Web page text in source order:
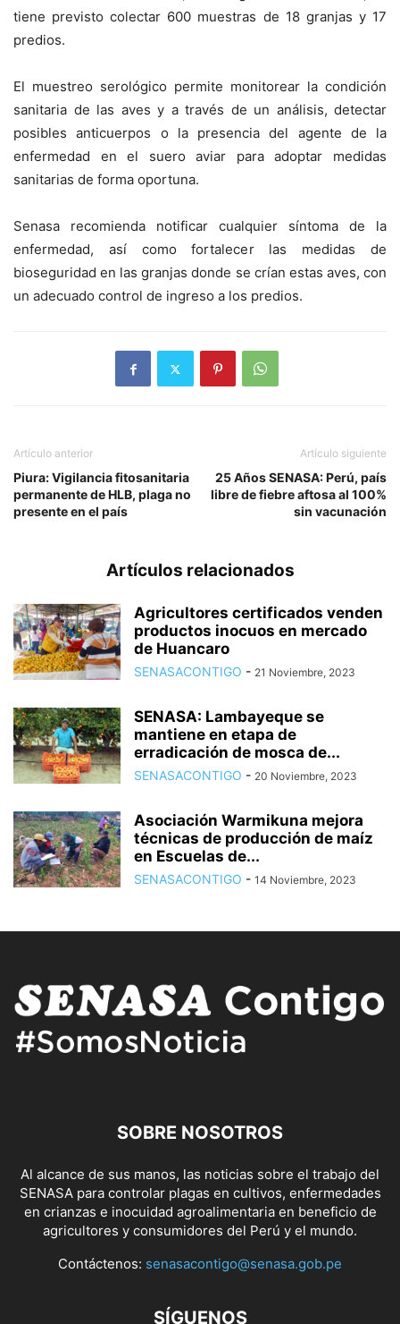
tiene previsto colectar 600 muestras de 18 granjas y 17
predios.
El muestreo serológico permite monitorear la condición
sanitaria de las aves y a través de un análisis, detectar
posibles anticuerpos o la presencia del agente de la
enfermedad en el suero aviar para adoptar medidas
sanitarias de forma oportuna.
Senasa recomienda notificar cualquier síntoma de la
enfermedad, así como fortalecer las medidas de
bioseguridad en las granjas donde se crían estas aves, con
un adecuado control de ingreso a los predios.
Artículo anterior
Piura: Vigilancia fitosanitaria
permanente de HLB, plaga no
presente en el país
Artículo siguiente
25 Años SENASA: Perú, país
libre de fiebre aftosa al 100%
sin vacunación
Artículos relacionados
Agricultores certificados venden
productos inocuos en mercado
de Huancaro
SENASACONTIGO - 21 Noviembre, 2023
SENASA: Lambayeque se
mantiene en etapa de
erradicación de mosca de...
SENASACONTIGO - 20 Noviembre, 2023
Asociación Warmikuna mejora
técnicas de producción de maíz
en Escuelas de...
SENASACONTIGO - 14 Noviembre, 2023
SOBRE NOSOTROS
Al alcance de sus manos, las noticias sobre el trabajo del
SENASA para controlar plagas en cultivos, enfermedades
en crianzas e inocuidad agroalimentaria en beneficio de
agricultores y consumidores del Perú y el mundo.
Contáctenos: senasacontigo@senasa.gob.pe
SÍGUENOS